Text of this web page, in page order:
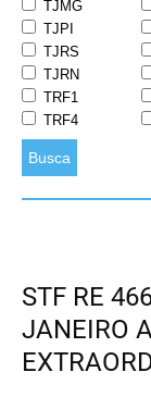
TJMG
TJPI
TJRS
TJRN
TRF1
TRF4
Busca
STF RE
JANEIRO